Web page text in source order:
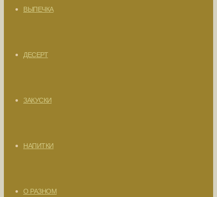
ВЫПЕЧКА
ДЕСЕРТ
ЗАКУСКИ
НАПИТКИ
О РАЗНОМ